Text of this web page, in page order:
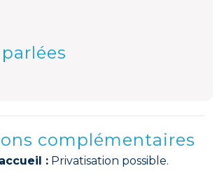
complémentaires
:Privatisation possible.